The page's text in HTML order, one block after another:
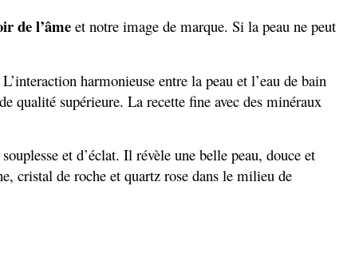
de l’âme et notre image de marque. Si la peau ne peut
harmonieuse entre la peau et l’eau de bain
qualité supérieure. La recette fine avec des minéraux
et d’éclat. Il révèle une belle peau, douce et
cristal de roche et quartz rose dans le milieu de